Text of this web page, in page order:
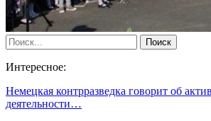
Интересное:
Немецкая контрразведка говорит об
деятельности…